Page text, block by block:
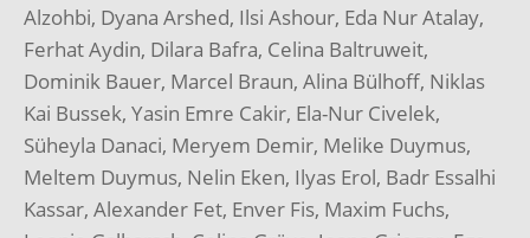
Alzohbi, Dyana Arshed, Ilsi Ashour, Eda Nur Atalay,
Ferhat Aydin, Dilara Bafra, Celina Baltruweit,
Dominik Bauer, Marcel Braun, Alina Bülhoff, Niklas
Kai Bussek, Yasin Emre Cakir, Ela-Nur Civelek,
Süheyla Danaci, Meryem Demir, Melike Duymus,
Meltem Duymus, Nelin Eken, Ilyas Erol, Badr Essalhi
Kassar, Alexander Fet, Enver Fis, Maxim Fuchs,